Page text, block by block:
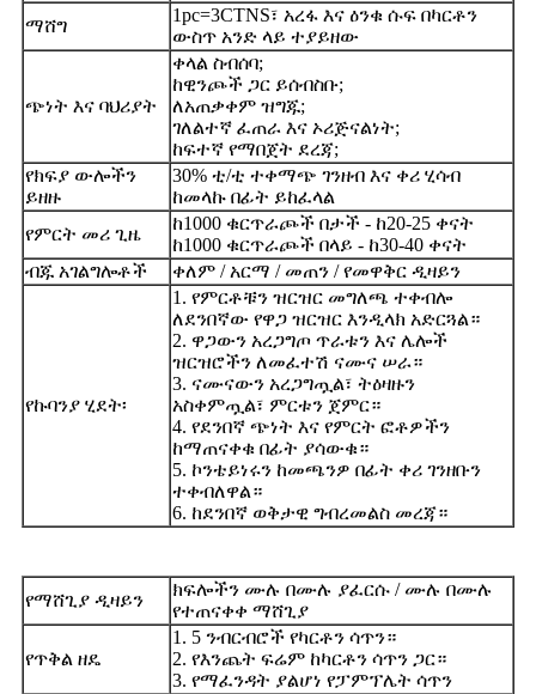
ማሸግ
1pc=3CTNS፣ አረፋ እና ዕንቁ ሱፍ በካርቶን
ውስጥ አንድ ላይ ተያይዘው
ጭነት እና ባህሪያት
ቀላል ስብሰባ;
ከዊንጮች ጋር ይሰብስቡ;
ለአጠቃቀም ዝግጁ;
ገለልተኛ ፈጠራ እና ኦሪጅናልነት;
ከፍተኛ የማበጀት ደረጃ;
የክፍያ ውሎችን
ይዘዙ
30% ቲ/ቲ ተቀማጭ ገንዘብ እና ቀሪ ሂሳብ
ከመላኩ በፊት ይከፈላል
የምርት መሪ ጊዜ
ከ1000 ቁርጥራጮች በታች - ከ20-25 ቀናት
ከ1000 ቁርጥራጮች በላይ - ከ30-40 ቀናት
ብጁ አገልግሎቶች
ቀለም / አርማ / መጠን / የመዋቅር ዲዛይን
የኩባንያ ሂደት፡
1. የምርቶቹን ዝርዝር መግለጫ ተቀብሎ
ለደንበኛው የዋጋ ዝርዝር እንዲላክ አድርጓል።
2. ዋጋውን አረጋግጦ ጥራቱን እና ሌሎች
ዝርዝሮችን ለመፈተሽ ናሙና ሠራ።
3. ናሙናውን አረጋግጧል፣ ትዕዛዙን
አስቀምጧል፣ ምርቱን ጀምር።
4. የደንበኛ ጭነት እና የምርት ፎቶዎችን
ከማጠናቀቁ በፊት ያሳውቁ።
5. ኮንቴይነሩን ከመጫንዎ በፊት ቀሪ ገንዘቡን
ተቀብለዋል።
6. ከደንበኛ ወቅታዊ ግብረመልስ መረጃ።
የማሸጊያ ዲዛይን
ክፍሎችን ሙሉ በሙሉ ያፈርሱ / ሙሉ በሙሉ
የተጠናቀቀ ማሸጊያ
የጥቅል ዘዴ
1. 5 ንብርብሮች የካርቶን ሳጥን።
2. የእንጨት ፍሬም ከካርቶን ሳጥን ጋር።
3. የማፈንዳት ያልሆነ የፓምፕሌት ሳጥን